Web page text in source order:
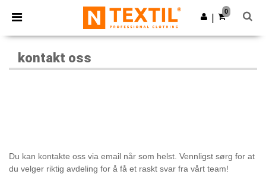
× Ntextil-app
Bedre priser i appen!
Last ned app
0
kontakt oss
Du kan kontakte oss via email når som helst. Vennligst sørg for at
du velger riktig avdeling for å få et raskt svar fra vårt team!